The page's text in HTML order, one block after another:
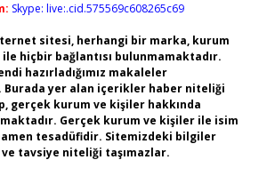
Skype: live:.cid.575569c608265c69
sitesi, herhangi bir marka, kurum
hiçbir bağlantısı bulunmamaktadır.
hazırladığımız makaleler
Burada yer alan içerikler haber niteliği
gerçek kurum ve kişiler hakkında
Gerçek kurum ve kişiler ile isim
tesadüfidir. Sitemizdeki bilgiler
tavsiye niteliği taşımazlar.